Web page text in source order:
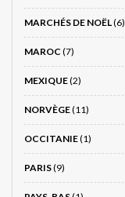
MARCHÉS DE NOËL(6)
MAROC (7)
MEXIQUE(2)
NORVÈGE(11)
OCCITANIE(1)
PARIS(9)